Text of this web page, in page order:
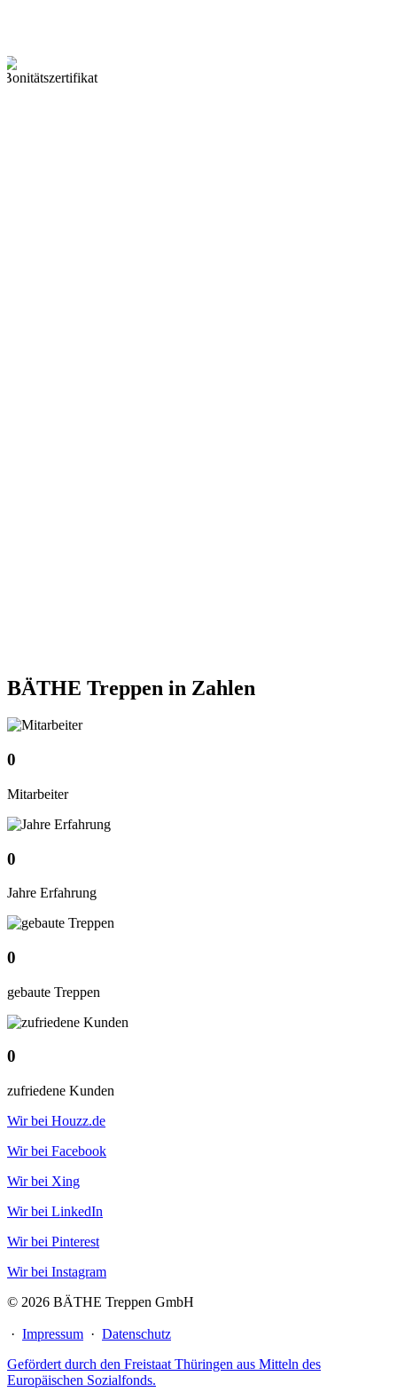
BÄTHE Treppen in Zahlen
0
Mitarbeiter
0
Jahre Erfahrung
0
gebaute Treppen
0
zufriedene Kunden
Wir bei Houzz.de
Wir bei Facebook
Wir bei Xing
Wir bei LinkedIn
Wir bei Pinterest
Wir bei Instagram
© 2026 BÄTHE Treppen GmbH
· Impressum · Datenschutz
Gefördert durch den Freistaat Thüringen aus Mitteln des
Europäischen Sozialfonds.